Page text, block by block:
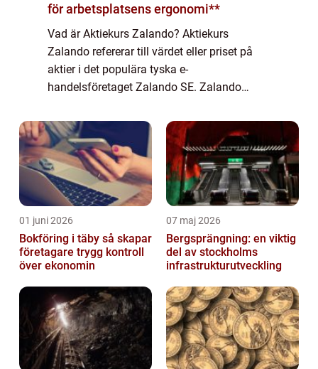
för arbetsplatsens ergonomi**
Vad är Aktiekurs Zalando? Aktiekurs
Zalando refererar till värdet eller priset på
aktier i det populära tyska e-
handelsföretaget Zalando SE. Zalando
sedan dess blivit en av Europas ledande
onlinebutiker för mod...
01 juni 2026
Bokföring i täby så skapar
företagare trygg kontroll
över ekonomin
07 maj 2026
Bergsprängning: en viktig
del av stockholms
infrastrukturutveckling